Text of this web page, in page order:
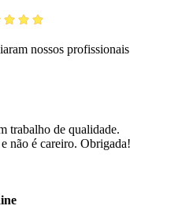
nossos profissionais
trabalho de qualidade.
não é careiro. Obrigada!